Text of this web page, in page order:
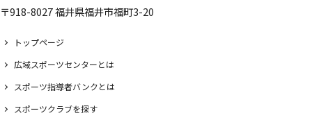
〒918-8027 福井県福井市福町3-20
トップページ
広域スポーツセンターとは
スポーツ指導者バンクとは
スポーツクラブを探す